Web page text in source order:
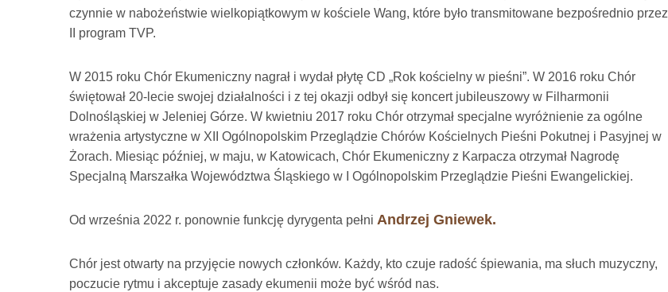
czynnie w nabożeństwie wielkopiątkowym w kościele Wang, które było transmitowane bezpośrednio przez
II program TVP.
W 2015 roku Chór Ekumeniczny nagrał i wydał płytę CD „Rok kościelny w pieśni”. W 2016 roku Chór
świętował 20-lecie swojej działalności i z tej okazji odbył się koncert jubileuszowy w Filharmonii
Dolnośląskiej w Jeleniej Górze. W kwietniu 2017 roku Chór otrzymał specjalne wyróżnienie za ogólne
wrażenia artystyczne w XII Ogólnopolskim Przeglądzie Chórów Kościelnych Pieśni Pokutnej i Pasyjnej w
Żorach. Miesiąc później, w maju, w Katowicach, Chór Ekumeniczny z Karpacza otrzymał Nagrodę
Specjalną Marszałka Województwa Śląskiego w I Ogólnopolskim Przeglądzie Pieśni Ewangelickiej.
Od września 2022 r. ponownie funkcję dyrygenta pełni Andrzej Gniewek.
Chór jest otwarty na przyjęcie nowych członków. Każdy, kto czuje radość śpiewania, ma słuch muzyczny,
poczucie rytmu i akceptuje zasady ekumenii może być wśród nas.